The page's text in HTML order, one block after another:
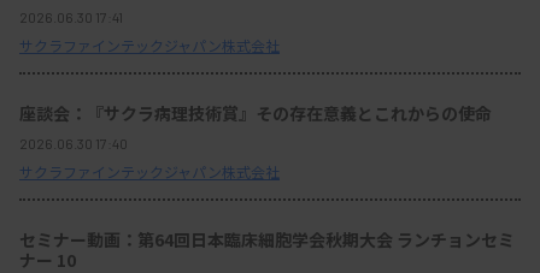
2026.06.30 17:41
サクラファインテックジャパン株式会社
座談会：『サクラ病理技術賞』その存在意義とこれからの使命
2026.06.30 17:40
サクラファインテックジャパン株式会社
セミナー動画：第64回日本臨床細胞学会秋期大会 ランチョンセミ
ナー 10